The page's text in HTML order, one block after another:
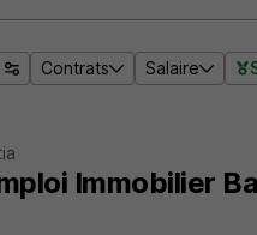
Contrats Salaire
Immobilier